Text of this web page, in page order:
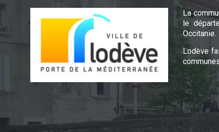
La
le
Occitanie.
Lodève